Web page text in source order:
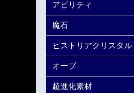
アビリティ
魔石
ヒストリアクリスタル
オーブ
超進化素材